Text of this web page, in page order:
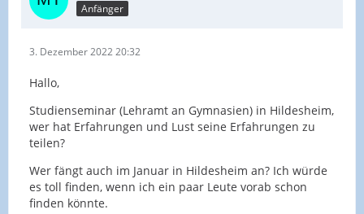
Anfänger
3. Dezember 2022 20:32
Hallo,
Studienseminar (Lehramt an Gymnasien) in Hildesheim,
wer hat Erfahrungen und Lust seine Erfahrungen zu
teilen?
Wer fängt auch im Januar in Hildesheim an? Ich würde
es toll finden, wenn ich ein paar Leute vorab schon
finden könnte.